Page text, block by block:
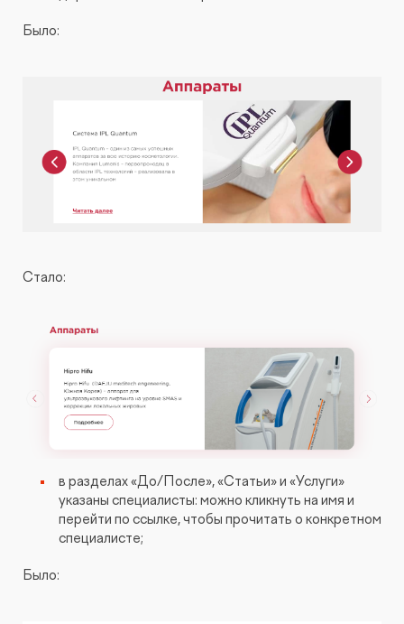
Было:
Стало:
в разделах «До/После», «Статьи» и «Услуги»
указаны специалисты: можно кликнуть на имя и
перейти по ссылке, чтобы прочитать о конкретном
специалисте;
Было: